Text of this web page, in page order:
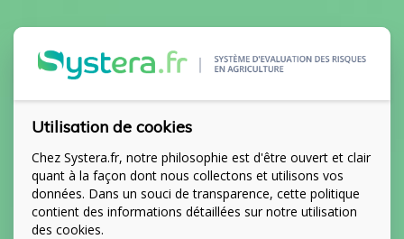
Utilisation de cookies
Chez Systera.fr, notre philosophie est d'être ouvert et clair
quant à la façon dont nous collectons et utilisons vos
données. Dans un souci de transparence, cette politique
contient des informations détaillées sur notre utilisation
des cookies.